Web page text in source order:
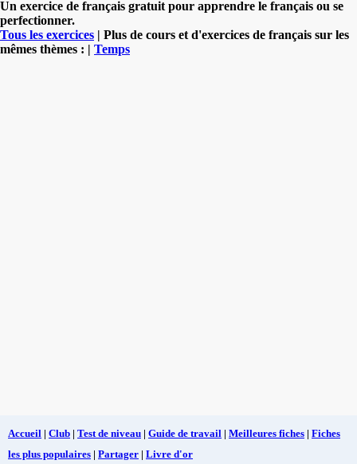
Un exercice de français gratuit pour apprendre le français ou se
perfectionner.
Tous les exercices | Plus de cours et d'exercices de français sur les
mêmes thèmes : | Temps
Accueil | Club | Test de niveau | Guide de travail | Meilleures fiches | Fiches
les plus populaires | Partager | Livre d'or